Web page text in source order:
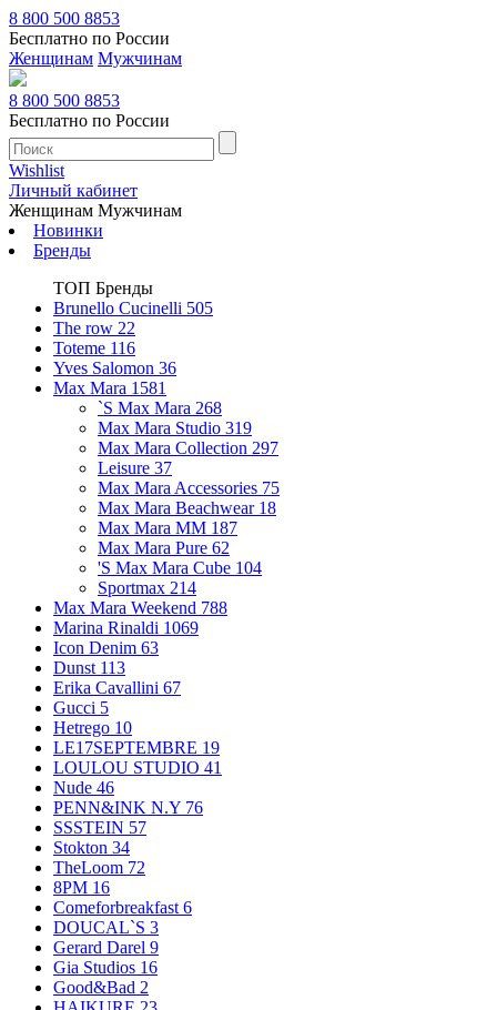
8 800 500 8853
Бесплатно по России
Женщинам Мужчинам
8 800 500 8853
Бесплатно по России
Wishlist
Личный кабинет
Женщинам Мужчинам
Новинки
Бренды
ТОП Бренды
Brunello Cucinelli 505
The row 22
Toteme 116
Yves Salomon 36
Max Mara 1581
`S Max Mara 268
Max Mara Studio 319
Max Mara Collection 297
Leisure 37
Max Mara Accessories 75
Max Mara Beachwear 18
Max Mara MM 187
Max Mara Pure 62
'S Max Mara Cube 104
Sportmax 214
Max Mara Weekend 788
Marina Rinaldi 1069
Icon Denim 63
Dunst 113
Erika Cavallini 67
Gucci 5
Hetrego 10
LE17SEPTEMBRE 19
LOULOU STUDIO 41
Nude 46
PENN&INK N.Y 76
SSSTEIN 57
Stokton 34
TheLoom 72
8PM 16
Comeforbreakfast 6
DOUCAL`S 3
Gerard Darel 9
Gia Studios 16
Good&Bad 2